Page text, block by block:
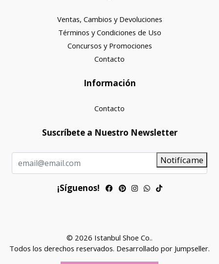
Ventas, Cambios y Devoluciones
Términos y Condiciones de Uso
Concursos y Promociones
Contacto
Información
Contacto
Suscríbete a Nuestro Newsletter
Notifícame
¡Síguenos!
© 2026 Istanbul Shoe Co..
Todos los derechos reservados. Desarrollado por Jumpseller.